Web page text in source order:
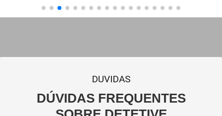
DUVIDAS
DÚVIDAS FREQUENTES